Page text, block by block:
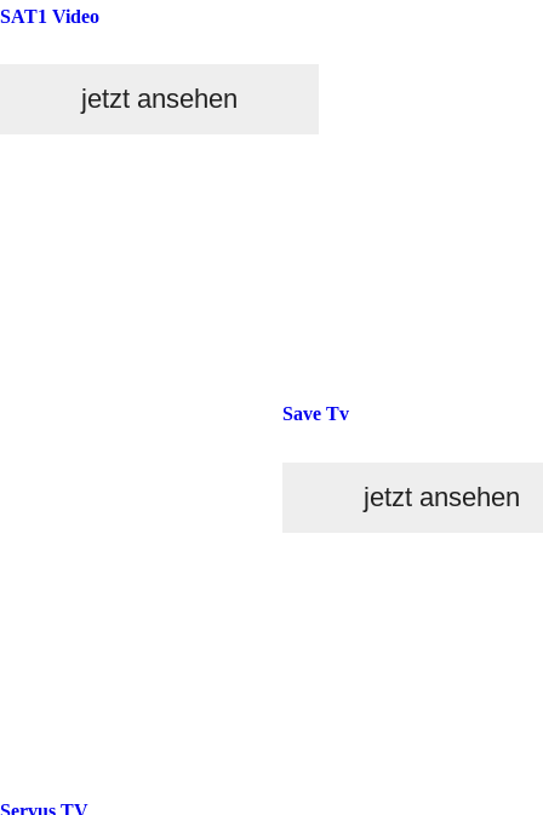
SAT1 Video
jetzt ansehen
Save Tv
jetzt ansehen